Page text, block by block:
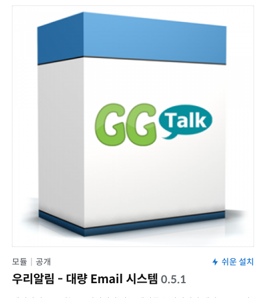
모듈 공개 쉬운 설치
우리알림 - 대량 Email 시스템 0.5.1